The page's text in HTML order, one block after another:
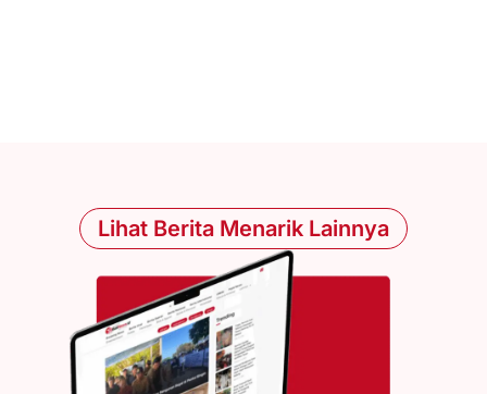
Lihat Berita Menarik Lainnya